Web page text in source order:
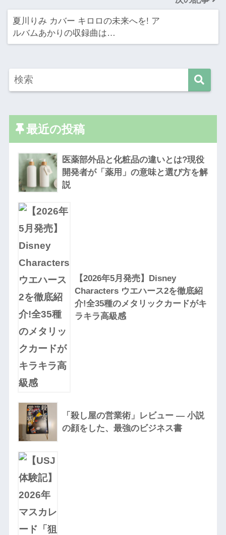
夏川りみ カバー キロロの未来へを! ア
ルバムあかりの収録曲は…
最近の投稿
医薬部外品と化粧品の違いとは?現役
開発者が「薬用」の意味と選び方を解
説
【2026年5月発売】Disney
Characters ウエハース2を徹底紹
介!全35種のメタリックカードがキ
ラキラ高級感
「殺し屋の営業術」レビュー — 小説
の顔をした、最強のビジネス書